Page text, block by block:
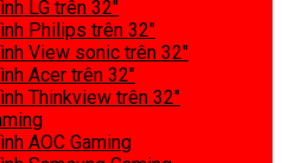
LG trên 32″
Philips trên 32″
View sonic trên 32″
Acer trên 32″
Thinkview trên 32″
AOC Gaming